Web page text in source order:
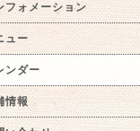
フォメーション
ュー
ンダー
情報